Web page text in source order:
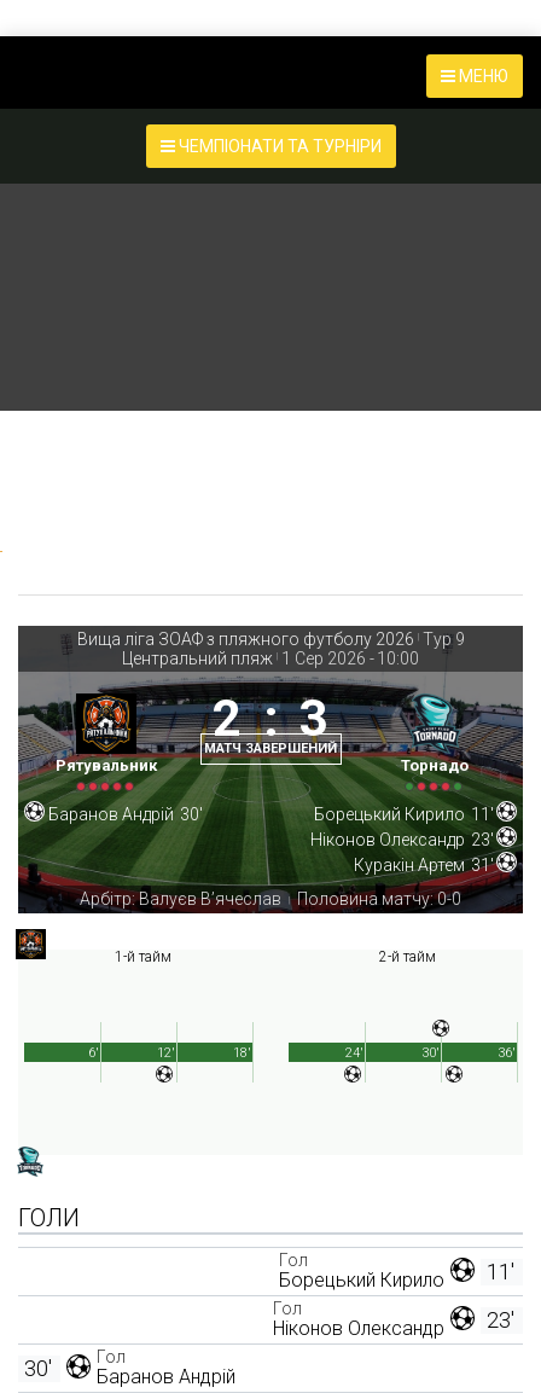
МЕНЮ
ЧЕМПІОНАТИ ТА ТУРНІРИ
Вища ліга ЗОАФ з пляжного футболу 2026 | Тур 9
Центральний пляж | 1 Сер 2026 - 10:00
Рятувальник
2 : 3
МАТЧ ЗАВЕРШЕНИЙ
Торнадо
Баранов Андрій 30' Борецький Кирило 11'
Ніконов Олександр 23'
Куракін Артем 31'
Арбітр: Валуєв В’ячеслав
| Половина матчу: 0-0
1-й тайм
18'
6' 12'
2-й тайм
36'
24' 30'
ГОЛИ
11'
Гол
Борецький Кирило
23'
Гол
Ніконов Олександр
Гол
Баранов Андрій
30'